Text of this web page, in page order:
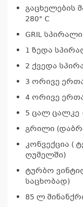
გაცხელების
280° C
GRIL სპირალი
1 ზედა
2 ქვედა
3 ორივე
4 ორივე
5 ცალ ცალკე
გრილი
კონვექცია (
ღუმელში)
ტურბო
საცხობად)
85 ლ